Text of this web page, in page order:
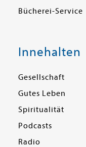
Bücherei-Service
Innehalten
Gesellschaft
Gutes Leben
Spiritualität
Podcasts
Radio